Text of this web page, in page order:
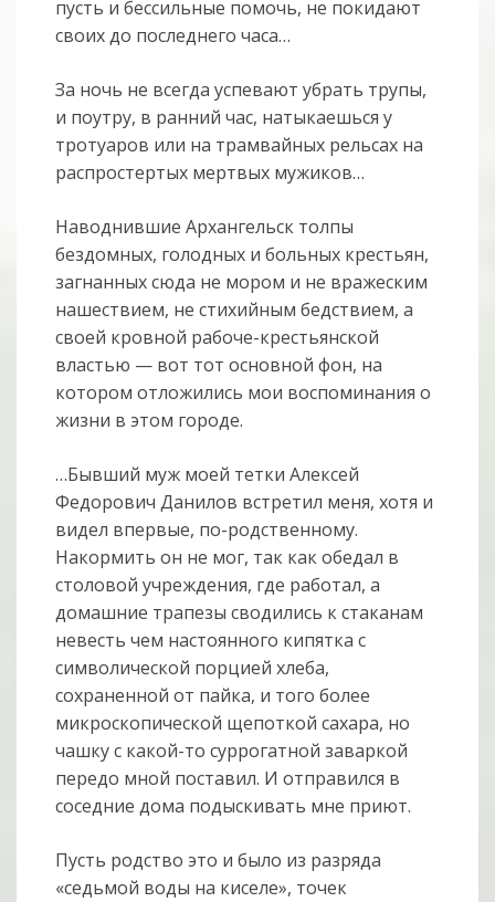
пусть и бессильные помочь, не покидают
своих до последнего часа…
За ночь не всегда успевают убрать трупы,
и поутру, в ранний час, натыкаешься у
тротуаров или на трамвайных рельсах на
распростертых мертвых мужиков…
Наводнившие Архангельск толпы
бездомных, голодных и больных крестьян,
загнанных сюда не мором и не вражеским
нашествием, не стихийным бедствием, а
своей кровной рабоче-крестьянской
властью — вот тот основной фон, на
котором отложились мои воспоминания о
жизни в этом городе.
…Бывший муж моей тетки Алексей
Федорович Данилов встретил меня, хотя и
видел впервые, по-родственному.
Накормить он не мог, так как обедал в
столовой учреждения, где работал, а
домашние трапезы сводились к стаканам
невесть чем настоянного кипятка с
символической порцией хлеба,
сохраненной от пайка, и того более
микроскопической щепоткой сахара, но
чашку с какой-то суррогатной заваркой
передо мной поставил. И отправился в
соседние дома подыскивать мне приют.
Пусть родство это и было из разряда
«седьмой воды на киселе», точек